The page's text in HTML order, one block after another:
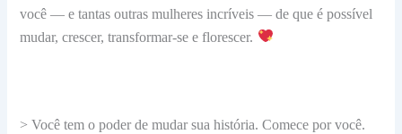
você — e tantas outras mulheres incríveis — de que é possível
mudar, crescer, transformar-se e florescer.
> Você tem o poder de mudar sua história. Comece por você.